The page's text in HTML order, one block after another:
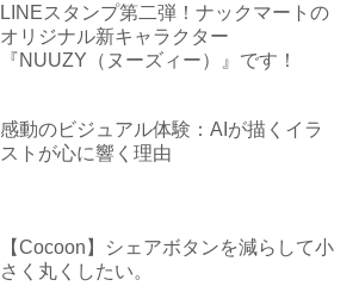
LINEスタンプ第二弾！ナックマートの
オリジナル新キャラクター
『NUUZY（ヌーズィー）』です！
感動のビジュアル体験：AIが描くイラ
ストが心に響く理由
【Cocoon】シェアボタンを減らして小
さく丸くしたい。